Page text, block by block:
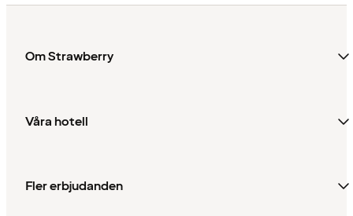
Om Strawberry
Våra hotell
Fler erbjudanden